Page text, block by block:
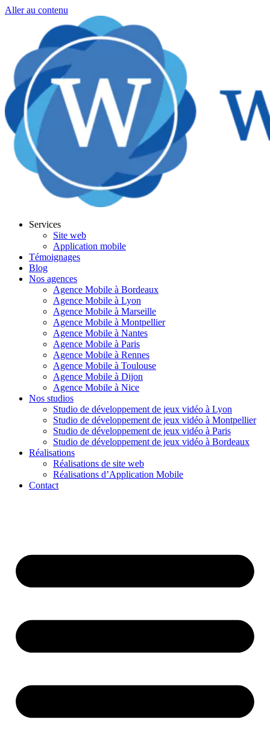
Aller au contenu
Services
Site web
Application mobile
Témoignages
Blog
Nos agences
Agence Mobile à Bordeaux
Agence Mobile à Lyon
Agence Mobile à Marseille
Agence Mobile à Montpellier
Agence Mobile à Nantes
Agence Mobile à Paris
Agence Mobile à Rennes
Agence Mobile à Toulouse
Agence Mobile à Dijon
Agence Mobile à Nice
Nos studios
Studio de développement de jeux vidéo à Lyon
Studio de développement de jeux vidéo à Montpellier
Studio de développement de jeux vidéo à Paris
Studio de développement de jeux vidéo à Bordeaux
Réalisations
Réalisations de site web
Réalisations d’Application Mobile
Contact